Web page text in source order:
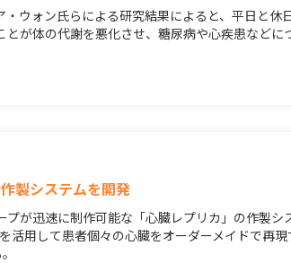
ウォン氏らによる研究結果によると、平日と休
が体の代謝を悪化させ、糖尿病や心疾患などに
製システムを開発
が迅速に制作可能な「心臓レプリカ」の作製シ
活用して患者個々の心臓をオーダーメイドで再